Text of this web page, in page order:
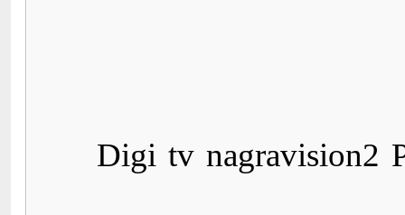
Digi tv nagravision2